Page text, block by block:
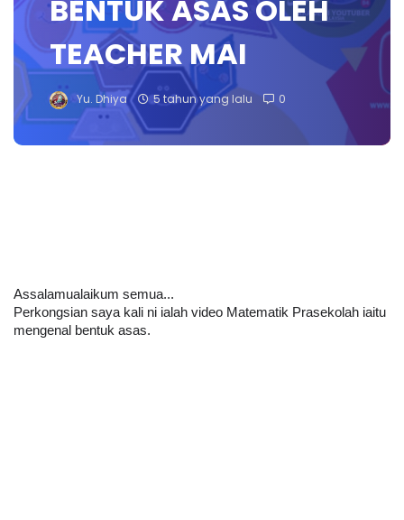
BENTUK ASAS OLEH
TEACHER MAI
Yu. Dhiya 5 tahun yang lalu 0
Assalamualaikum semua...
Perkongsian saya kali ni ialah video Matematik Prasekolah iaitu
mengenal bentuk asas.